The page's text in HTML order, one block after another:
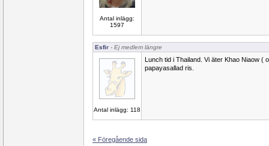
Antal inlägg:
1597
Esfir - Ej medlem längre
Antal inlägg: 118
Lunch tid i Thailand. Vi äter Khao Niaow (
papayasallad ris.
« Föregående sida